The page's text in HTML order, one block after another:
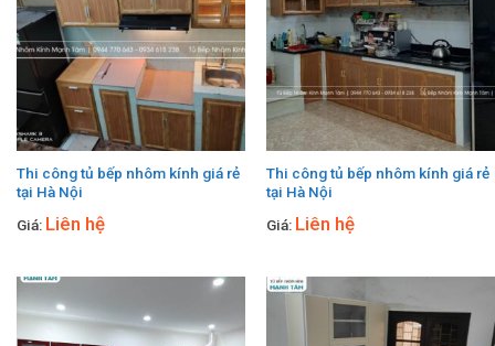
Thi công tủ bếp nhôm kính giá rẻ
tại Hà Nội
Giá: Liên hệ
Thi công tủ bếp nhôm kính giá rẻ
tại Hà Nội
Giá: Liên hệ